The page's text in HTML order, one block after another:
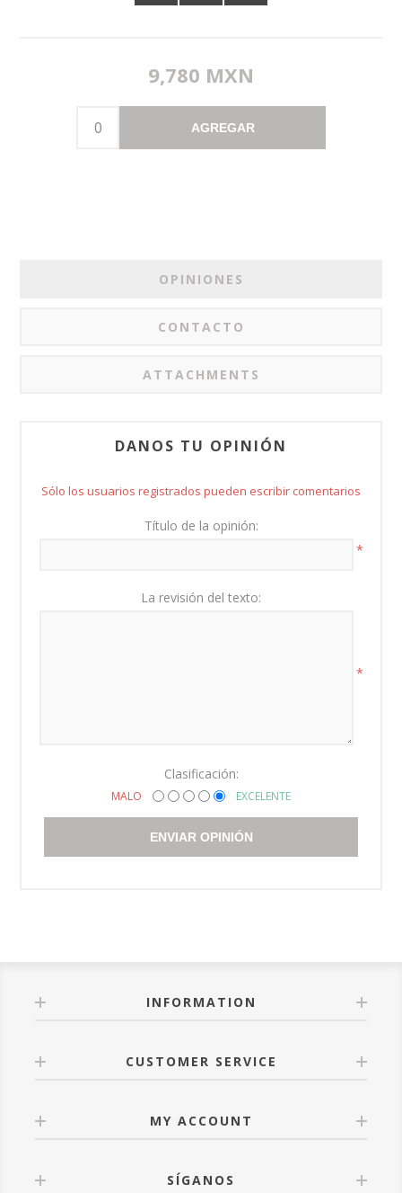
9,780 MXN
AGREGAR
OPINIONES
CONTACTO
ATTACHMENTS
DANOS TU OPINIÓN
Sólo los usuarios registrados pueden escribir comentarios
Título de la opinión:
*
La revisión del texto:
*
Clasificación:
MALO EXCELENTE
ENVIAR OPINIÓN
INFORMATION
CUSTOMER SERVICE
MY ACCOUNT
SÍGANOS